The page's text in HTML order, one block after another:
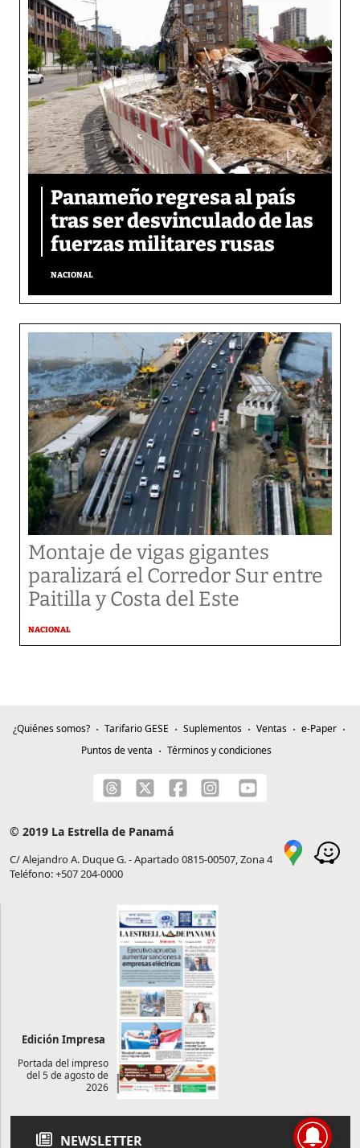
Panameño regresa al país
tras ser desvinculado de las
fuerzas militares rusas
NACIONAL
Montaje de vigas gigantes
paralizará el Corredor Sur entre
Paitilla y Costa del Este
NACIONAL
¿Quiénes somos? Tarifario GESE Suplementos Ventas
e-Paper
Puntos de venta
Términos y condiciones
© 2019 La Estrella de Panamá
C/ Alejandro A. Duque G. - Apartado 0815-00507, Zona 4
Teléfono: +507 204-0000
Edición Impresa
Portada del impreso
del 5 de agosto de
2026
NEWSLETTER